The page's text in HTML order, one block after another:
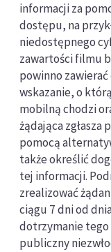
informacji za
dostępu, na
niedostępnego
zawartości filmu
powinno zawierać
wskazanie, o
mobilną chodzi
żądająca
pomocą
także określić
tej informacji.
zrealizować
ciągu 7 dni od
dotrzymanie
publiczny